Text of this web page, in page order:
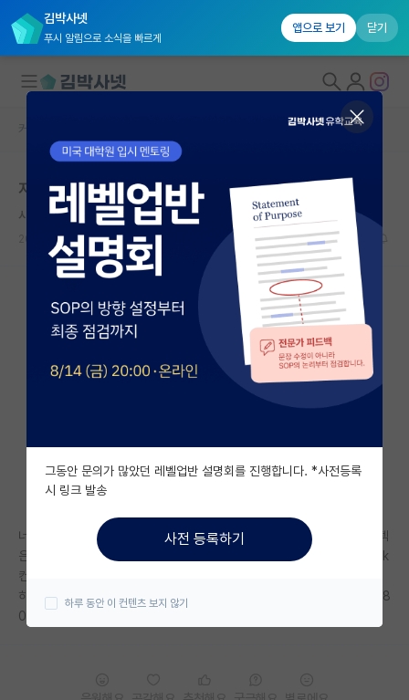
김박사넷
푸시 알림으로 소식을 빠르게
앱으로 보기 닫기
대학원생 모집
국내대학원 정보
연구실&오픈랩
커뮤니티
커뮤니티 홈
전체글보기
베스트 게시판
자유 게시판(아무개랩)
미국 유학 게시판
미국 대학원 합격 후기 게시판
대학원생 모집 게시판
연구실(PI) 홍보 게시판
커뮤니티 홈
지거국에서 yk
사려깊은 카를 마르크스
2023.09.03 5 1800
너무ㅜ추상적 질문이지만 제약 및 바이오 분야에 관심이 많아서 spk는 컨텍
은 해보겠지만 너무 학점땜에 리스크가 클거같아서 현실적으로 가고싶은 yk
컨텍해보고 싶은데 보통 제약 분야나 바이오 대학원은 인기랩인가요? 컨텍
하면 가능성이 있을까요? 지거국에 학점은 3.8 인턴 경험은 1번있고 토익 8
00, 텝스 290있습니다!
그동안 문의가 많았던 레벨업반 설명회를 진행합니다. *사전등록
시 링크 발송
사전 등록하기
하루 동안 이 컨텐츠 보지 않기